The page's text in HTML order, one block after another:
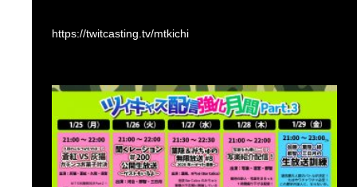
https://twitcasting.tv/mtkichi